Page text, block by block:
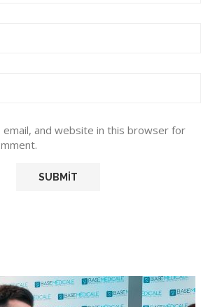
email, and website in this browser for